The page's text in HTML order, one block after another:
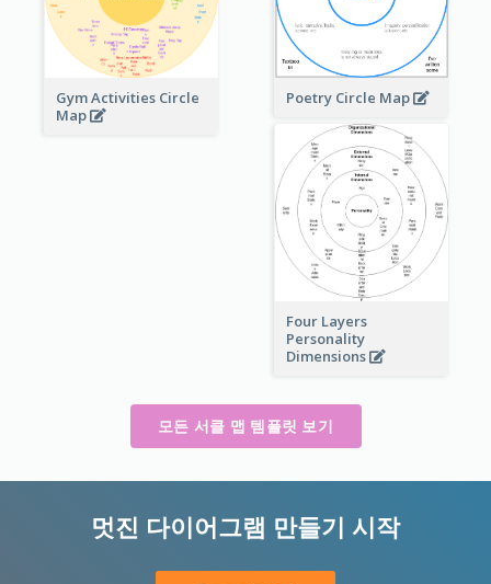
Gym Activities Circle
Map
Poetry Circle Map
Four Layers
Personality
Dimensions
모든 서클 맵 템플릿 보기
멋진 다이어그램 만들기 시작